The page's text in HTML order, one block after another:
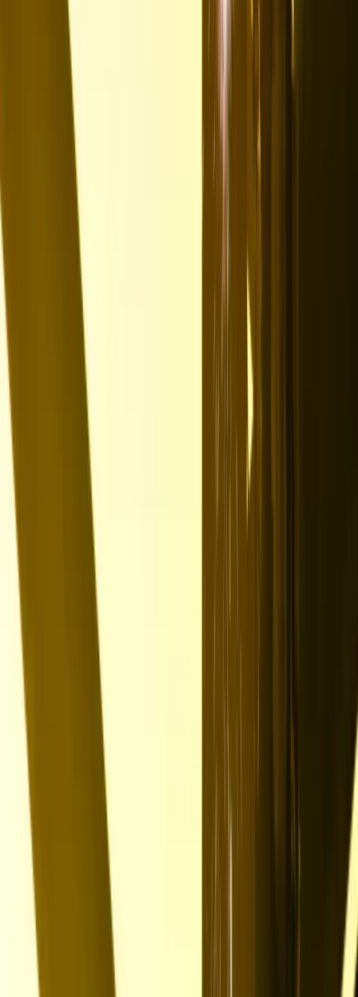
Auf deine Fähigkeiten zugeschnitten
Europaweit auf Anfrage
Mehr Optionen, mehr Flexibilität